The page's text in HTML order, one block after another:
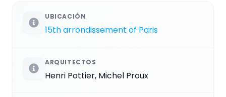
UBICACIÓN
15th arrondissement of Paris
ARQUITECTOS
Henri Pottier, Michel Proux